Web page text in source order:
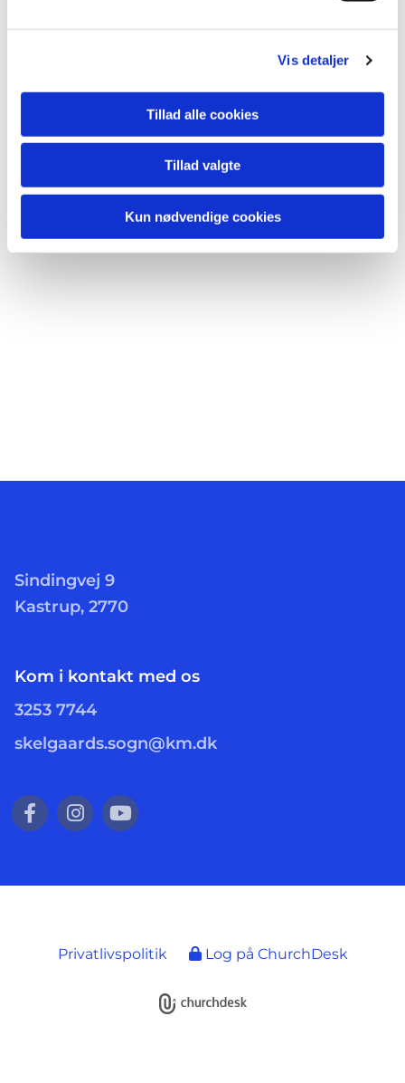
Vis detaljer
Tillad alle cookies
Tillad valgte
Kun nødvendige cookies
Sindingvej 9
Kastrup, 2770
Kom i kontakt med os
3253 7744
skelgaards.sogn@km.dk
Privatlivspolitik Log på ChurchDesk